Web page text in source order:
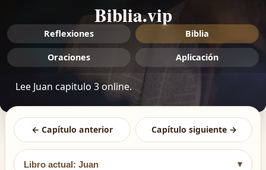
Biblia.vip
Reflexiones Biblia
Oraciones Aplicación
Lee Juan capitulo 3 online.
← Capítulo anterior Capítulo siguiente →
Libro actual: Juan ▾